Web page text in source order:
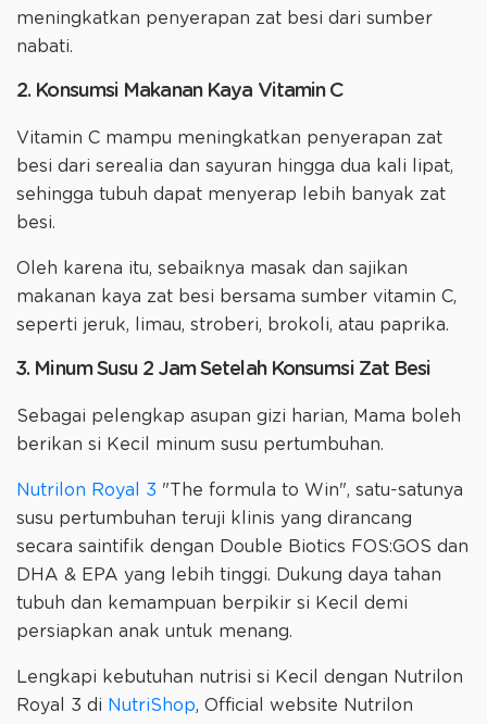
meningkatkan penyerapan zat besi dari sumber
nabati.
2. Konsumsi Makanan Kaya Vitamin C
Vitamin C mampu meningkatkan penyerapan zat
besi dari serealia dan sayuran hingga dua kali lipat,
sehingga tubuh dapat menyerap lebih banyak zat
besi.
Oleh karena itu, sebaiknya masak dan sajikan
makanan kaya zat besi bersama sumber vitamin C,
seperti jeruk, limau, stroberi, brokoli, atau paprika.
3. Minum Susu 2 Jam Setelah Konsumsi Zat Besi
Sebagai pelengkap asupan gizi harian, Mama boleh
berikan si Kecil minum susu pertumbuhan.
Nutrilon Royal 3 "The formula to Win", satu-satunya
susu pertumbuhan teruji klinis yang dirancang
secara saintifik dengan Double Biotics FOS:GOS dan
DHA & EPA yang lebih tinggi. Dukung daya tahan
tubuh dan kemampuan berpikir si Kecil demi
persiapkan anak untuk menang.
Lengkapi kebutuhan nutrisi si Kecil dengan Nutrilon
Royal 3 di NutriShop, Official website Nutrilon